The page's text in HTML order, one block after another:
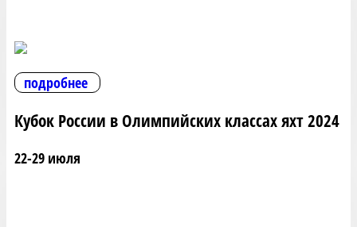
подробнее
Кубок России в Олимпийских классах яхт 2024
22-29 июля